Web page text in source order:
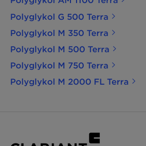
Polyglykol G 500 Terra
Polyglykol M 350 Terra
Polyglykol M 500 Terra
Polyglykol M 750 Terra
Polyglykol M 2000 FL Terra